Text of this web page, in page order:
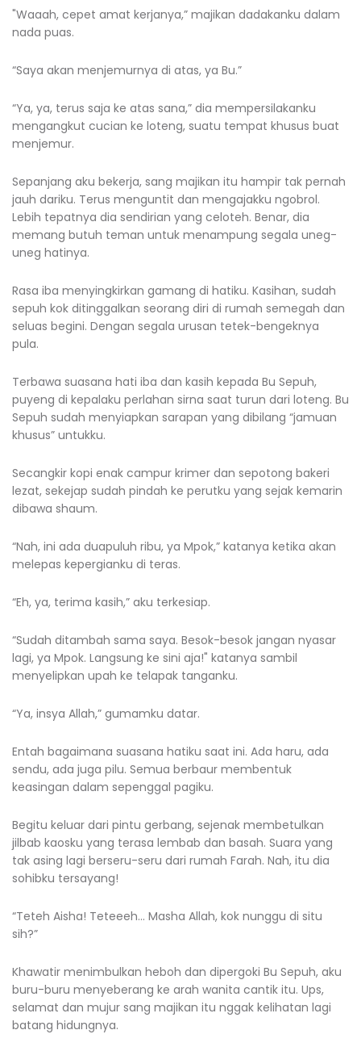
"Waaah, cepet amat kerjanya,” majikan dadakanku dalam
nada puas.
“Saya akan menjemurnya di atas, ya Bu.”
“Ya, ya, terus saja ke atas sana,” dia mempersilakanku
mengangkut cucian ke loteng, suatu tempat khusus buat
menjemur.
Sepanjang aku bekerja, sang majikan itu hampir tak pernah
jauh dariku. Terus menguntit dan mengajakku ngobrol.
Lebih tepatnya dia sendirian yang celoteh. Benar, dia
memang butuh teman untuk menampung segala uneg-
uneg hatinya.
Rasa iba menyingkirkan gamang di hatiku. Kasihan, sudah
sepuh kok ditinggalkan seorang diri di rumah semegah dan
seluas begini. Dengan segala urusan tetek-bengeknya
pula.
Terbawa suasana hati iba dan kasih kepada Bu Sepuh,
puyeng di kepalaku perlahan sirna saat turun dari loteng. Bu
Sepuh sudah menyiapkan sarapan yang dibilang “jamuan
khusus” untukku.
Secangkir kopi enak campur krimer dan sepotong bakeri
lezat, sekejap sudah pindah ke perutku yang sejak kemarin
dibawa shaum.
“Nah, ini ada duapuluh ribu, ya Mpok,” katanya ketika akan
melepas kepergianku di teras.
“Eh, ya, terima kasih,” aku terkesiap.
“Sudah ditambah sama saya. Besok-besok jangan nyasar
lagi, ya Mpok. Langsung ke sini aja!" katanya sambil
menyelipkan upah ke telapak tanganku.
“Ya, insya Allah,” gumamku datar.
Entah bagaimana suasana hatiku saat ini. Ada haru, ada
sendu, ada juga pilu. Semua berbaur membentuk
keasingan dalam sepenggal pagiku.
Begitu keluar dari pintu gerbang, sejenak membetulkan
jilbab kaosku yang terasa lembab dan basah. Suara yang
tak asing lagi berseru-seru dari rumah Farah. Nah, itu dia
sohibku tersayang!
“Teteh Aisha! Teteeeh… Masha Allah, kok nunggu di situ
sih?”
Khawatir menimbulkan heboh dan dipergoki Bu Sepuh, aku
buru-buru menyeberang ke arah wanita cantik itu. Ups,
selamat dan mujur sang majikan itu nggak kelihatan lagi
batang hidungnya.